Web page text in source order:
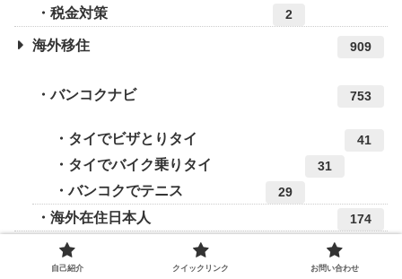
税金対策 2
海外移住 909
バンコクナビ 753
タイでビザとりタイ 41
タイでバイク乗りタイ 31
バンコクでテニス 29
海外在住日本人 174
Expats in BKK
自己紹介 クイックリンク お問い合わせ